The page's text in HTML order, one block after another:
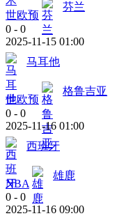
世欧预
芬兰
0 - 0
2025-11-15 01:00
马耳他
世欧预
格鲁吉亚
0 - 0
2025-11-16 01:00
西班牙
NBA
雄鹿
0 - 0
2025-11-16 09:00